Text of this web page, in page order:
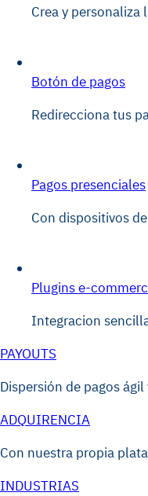
Crea y personaliza
Botón de pagos
Redirecciona tus
Pagos presenciales
Con dispositivos
Plugins e-
Integracion
PAYOUTS
Dispersión de pagos ágil
ADQUIRENCIA
Con nuestra propia
INDUSTRIAS